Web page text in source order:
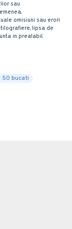
sau
omisiuni sau erori
lipsa de
in prealabil.
50 bucati